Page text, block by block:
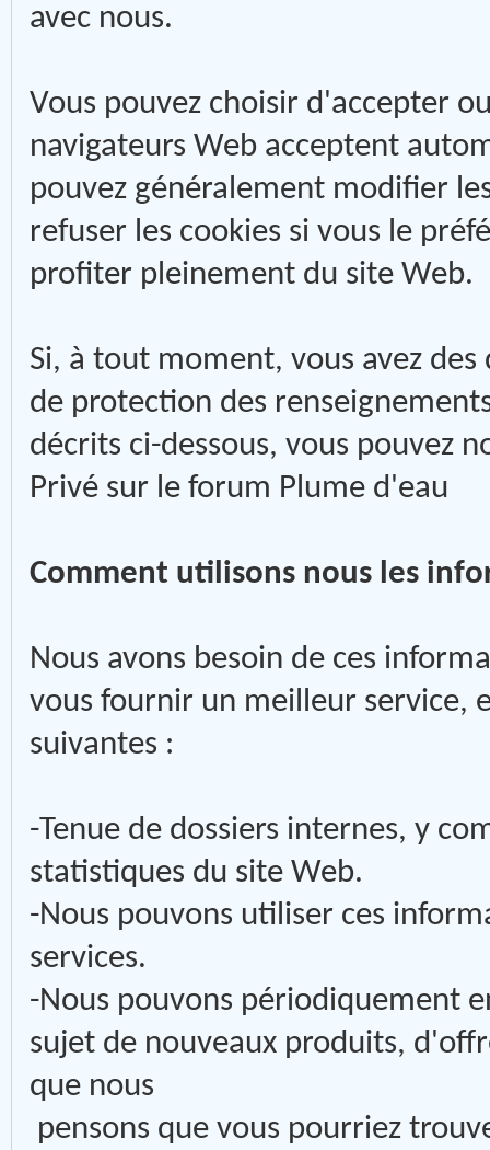
avec nous.
Vous pouvez choisir d'accepter
navigateurs Web acceptent
pouvez généralement modifier
refuser les cookies si vous le
profiter pleinement du site Web.
Si, à tout moment, vous avez
de protection des
décrits ci-dessous, vous pouvez
Privé sur le forum Plume d'eau
Comment utilisons nous les
Nous avons besoin de ces
vous fournir un meilleur service,
suivantes :
-Tenue de dossiers internes, y
statistiques du site Web.
-Nous pouvons utiliser ces
services.
-Nous pouvons périodiquement
sujet de nouveaux produits,
que nous
pensons que vous pourriez